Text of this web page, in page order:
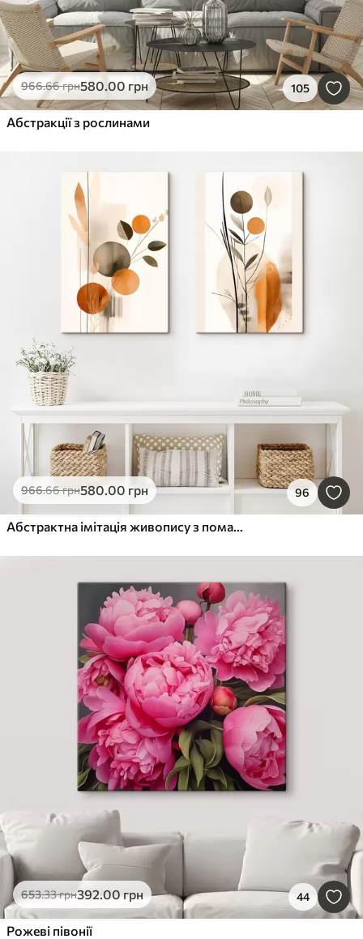
966.66грн580.00 грн 105
Абстракції з рослинами
966.66грн580.00 грн 96
Абстрактна імітація живопису з помаранчевими та сірими колами, листям і гілками, сучасний стиль, ефект акварелі
653.33грн392.00 грн 44
Рожеві півонії